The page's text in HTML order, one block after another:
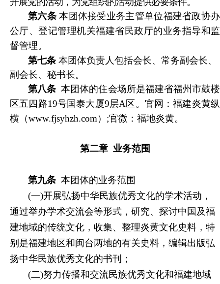
第六条本团体接受业务主管单位福建省政协办
公厅、登记管理机关福建省民政厅的业务指导和监
督管理。
第七条 本团体负责人包括会长、常务副会长、
副会长、秘书长。
第八条 本团体的住会场所是福建省福州市鼓楼
区五四路19号国泰大厦9层A区。官网：福建炎黄纵
横（www.fjsyhzh.com）;官微：福地炎黄。
第二章 业务范围
第九条 本团体的业务范围
(一)开展弘扬中华民族优秀文化的学术活动，
通过举办学术交流会等形式，研究、探讨中国及福
建地域的传统文化，收集、整理炎黄文化史料，特
别是福建地区和闽台两地的有关史料，编辑出版弘
扬中华民族优秀文化的书刊；
(二)努力传播和交流民族优秀文化和福建地域